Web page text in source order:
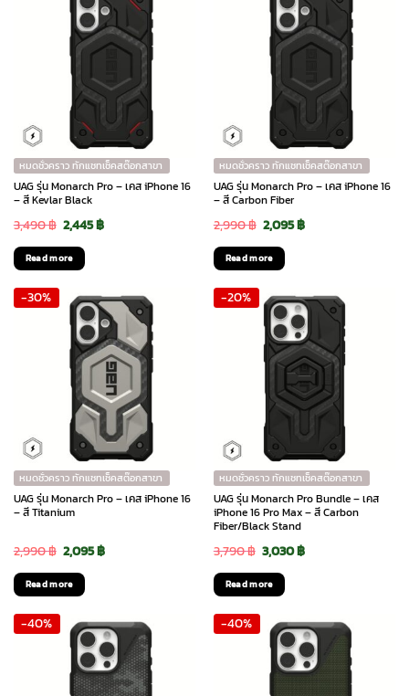
หมดชั่วคราว ทักแชทเช็คสต๊อกสาขา
UAG รุ่น Monarch Pro – เคส iPhone 16
– สี Kevlar Black
3,490฿ Original
price
was:
3,490 ฿.
2,445฿Current
2,445 ฿.
Read more
หมดชั่วคราว ทักแชทเช็คสต๊อกสาขา
UAG รุ่น Monarch Pro – เคส iPhone 16
– สี Carbon Fiber
2,990฿ Original
price
was:
2,990 ฿.
2,095฿Current
2,095 ฿.
Read more
-30%
หมดชั่วคราว ทักแชทเช็คสต๊อกสาขา
UAG รุ่น Monarch Pro – เคส iPhone 16
– สี Titanium
2,990฿ Original
price
was:
2,990 ฿.
2,095฿Current
2,095 ฿.
Read more
-20%
หมดชั่วคราว ทักแชทเช็คสต๊อกสาขา
UAG รุ่น Monarch Pro Bundle – เคส
iPhone 16 Pro Max – สี Carbon
Fiber/Black Stand
3,790฿ Original
price
was:
3,790 ฿.
3,030฿Current
3,030 ฿.
Read more
-40% -40%